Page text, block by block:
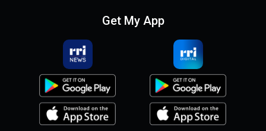
Get My App